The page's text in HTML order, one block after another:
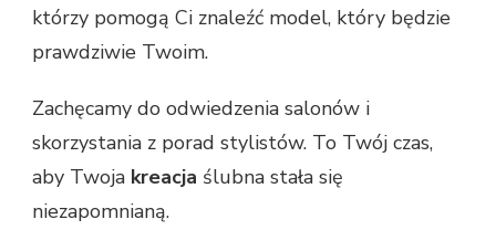
którzy pomogą Ci znaleźć model, który będzie
prawdziwie Twoim.
Zachęcamy do odwiedzenia salonów i
skorzystania z porad stylistów. To Twój czas,
aby Twoja kreacja ślubna stała się
niezapomnianą.